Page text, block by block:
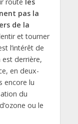
pas la
de la
et tourner
l’intérêt de
est derrière,
en deux-
encore lu
du
ou le